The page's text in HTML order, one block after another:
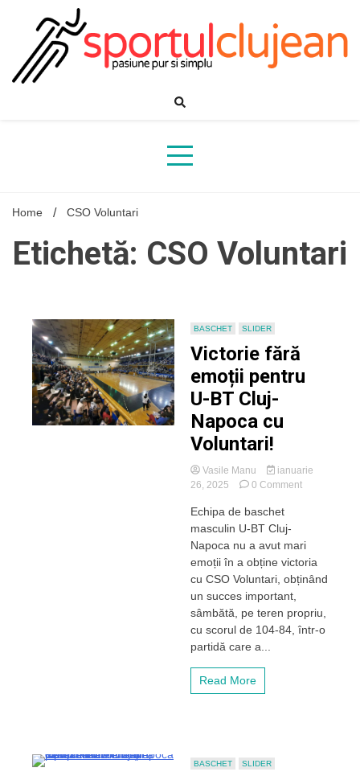
Home CSO Voluntari
Etichetă: CSO Voluntari
BASCHET SLIDER
Victorie fără
emoții pentru
U-BT Cluj-
Napoca cu
Voluntari!
Vasile Manu
ianuarie
26, 2025
0 Commenton
pentru
U-
Cluj-
cu
Voluntari!
Echipa de baschet
masculin U-BT Cluj-
Napoca nu a avut mari
emoții în a obține victoria
cu CSO Voluntari, obținând
un succes important,
sâmbătă, pe teren propriu,
cu scorul de 104-84, într-o
partidă care a...
Read More
BASCHET SLIDER